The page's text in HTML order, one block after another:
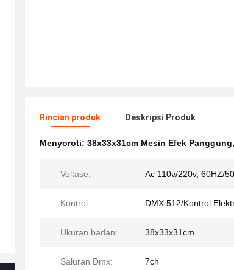
Rincian produk Deskripsi Produk
Menyoroti: 38x33x31cm Mesin Efek Panggung,
Voltase: Ac 110v/220v, 60HZ/
Kontrol: DMX 512/Kontrol
Ukuran badan: 38x33x31cm
Saluran Dmx: 7ch